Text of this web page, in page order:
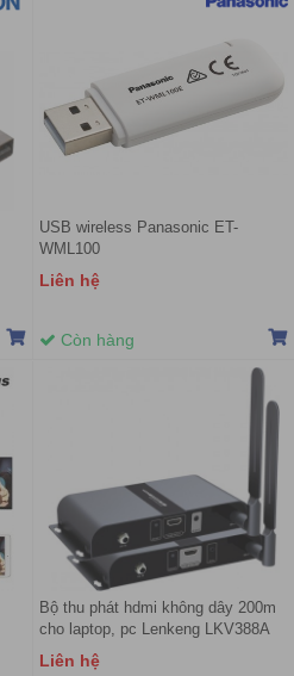
USB wireless Panasonic ET-
WML100
Liên hệ
Còn hàng
Bộ thu phát hdmi không dây 200m
cho laptop, pc Lenkeng LKV388A
Liên hệ